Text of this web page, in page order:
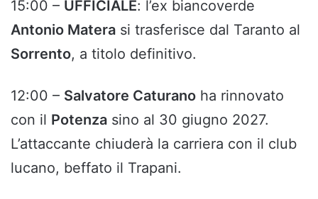
15:00 – UFFICIALE: l’ex biancoverde
Antonio Matera si trasferisce dal Taranto al
Sorrento, a titolo definitivo.
12:00 – Salvatore Caturano ha rinnovato
con il Potenza sino al 30 giugno 2027.
L’attaccante chiuderà la carriera con il club
lucano, beffato il Trapani.